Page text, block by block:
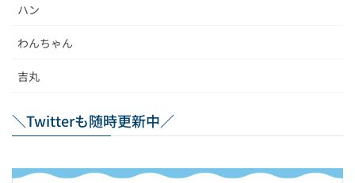
ハン
わんちゃん
吉丸
＼Twitterも随時更新中／